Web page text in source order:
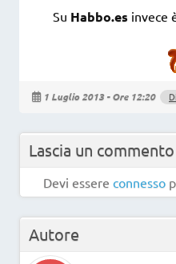
Su Habbo.es invece
1 Luglio 2013 - Ore 12:20
Lascia un commento
Devi essere connesso
Autore